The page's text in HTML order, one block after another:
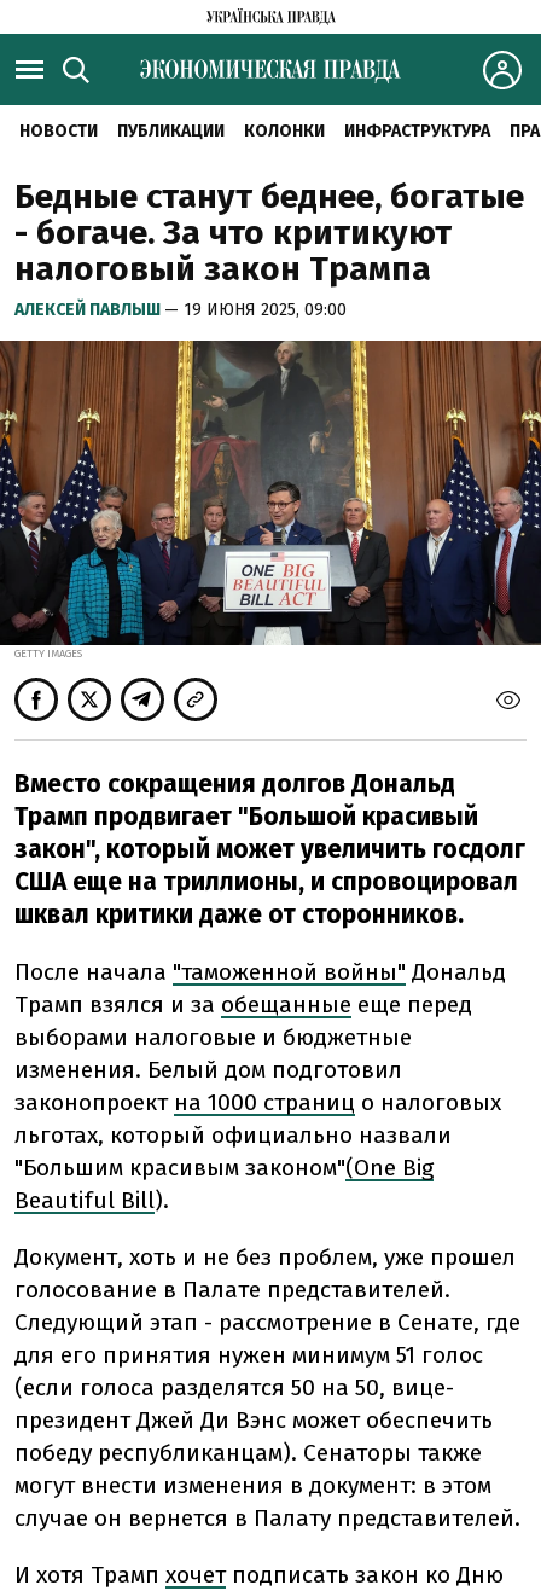
НОВОСТИ ПУБЛИКАЦИИ КОЛОНКИ ИНФРАСТРУКТУРА
Бедные станут беднее, богатые
- богаче. За что критикуют
налоговый закон Трампа
АЛЕКСЕЙ ПАВЛЫШ — 19 ИЮНЯ 2025, 09:00
GETTY IMAGES
Вместо сокращения долгов Дональд
Трамп продвигает "Большой красивый
закон", который может увеличить госдолг
США еще на триллионы, и спровоцировал
шквал критики даже от сторонников.
После начала "таможенной войны" Дональд
Трамп взялся и за обещанные еще перед
выборами налоговые и бюджетные
изменения. Белый дом подготовил
законопроект на 1000 страниц о налоговых
льготах, который официально назвали
"Большим красивым законом"(One Big
Beautiful Bill).
Документ, хоть и не без проблем, уже прошел
голосование в Палате представителей.
Следующий этап - рассмотрение в Сенате, где
для его принятия нужен минимум 51 голос
(если голоса разделятся 50 на 50, вице-
президент Джей Ди Вэнс может обеспечить
победу республиканцам). Сенаторы также
могут внести изменения в документ: в этом
случае он вернется в Палату представителей.
И хотя Трамп хочет подписать закон ко Дню